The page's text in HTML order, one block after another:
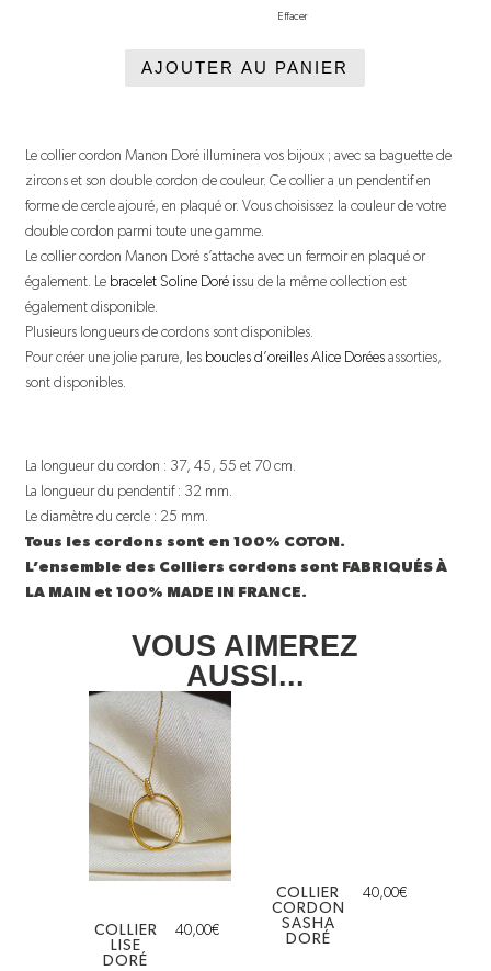
Effacer
AJOUTER AU PANIER
Le collier cordon Manon Doré illuminera vos bijoux ; avec sa baguette de
zircons et son double cordon de couleur. Ce collier a un pendentif en
forme de cercle ajouré, en plaqué or. Vous choisissez la couleur de votre
double cordon parmi toute une gamme.
Le collier cordon Manon Doré s’attache avec un fermoir en plaqué or
également. Le bracelet Soline Doré issu de la même collection est
également disponible.
Plusieurs longueurs de cordons sont disponibles.
Pour créer une jolie parure, les boucles d’oreilles Alice Dorées assorties,
sont disponibles.
La longueur du cordon : 37, 45, 55 et 70 cm.
La longueur du pendentif : 32 mm.
Le diamètre du cercle : 25 mm.
Tous les cordons sont en 100% COTON.
L’ensemble des Colliers cordons sont FABRIQUÉS À
LA MAIN et 100% MADE IN FRANCE.
VOUS AIMEREZ
AUSSI...
COLLIER
LISE
DORÉ
40,00€
COLLIER
CORDON
SASHA
DORÉ
40,00€